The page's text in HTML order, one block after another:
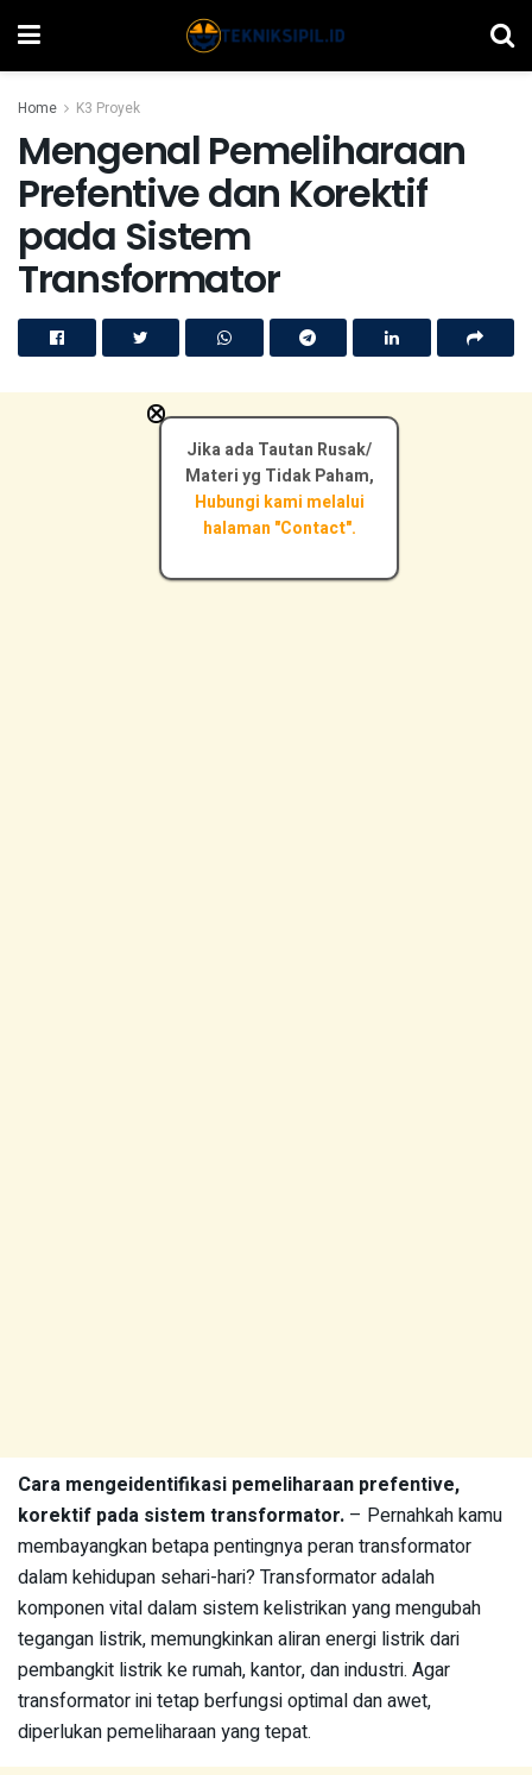
Home K3 Proyek
Mengenal Pemeliharaan
Prefentive dan Korektif
pada Sistem
Transformator
Cara mengeidentifikasi pemeliharaan prefentive,
korektif pada sistem transformator. – Pernahkah kamu
membayangkan betapa pentingnya peran transformator
dalam kehidupan sehari-hari? Transformator adalah
komponen vital dalam sistem kelistrikan yang mengubah
tegangan listrik, memungkinkan aliran energi listrik dari
pembangkit listrik ke rumah, kantor, dan industri. Agar
transformator ini tetap berfungsi optimal dan awet,
diperlukan pemeliharaan yang tepat.
Jika ada Tautan Rusak/
Materi yg Tidak Paham,
Hubungi kami melalui
halaman "Contact".
×